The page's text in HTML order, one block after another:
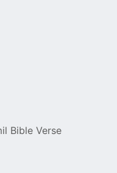
Bible Verse